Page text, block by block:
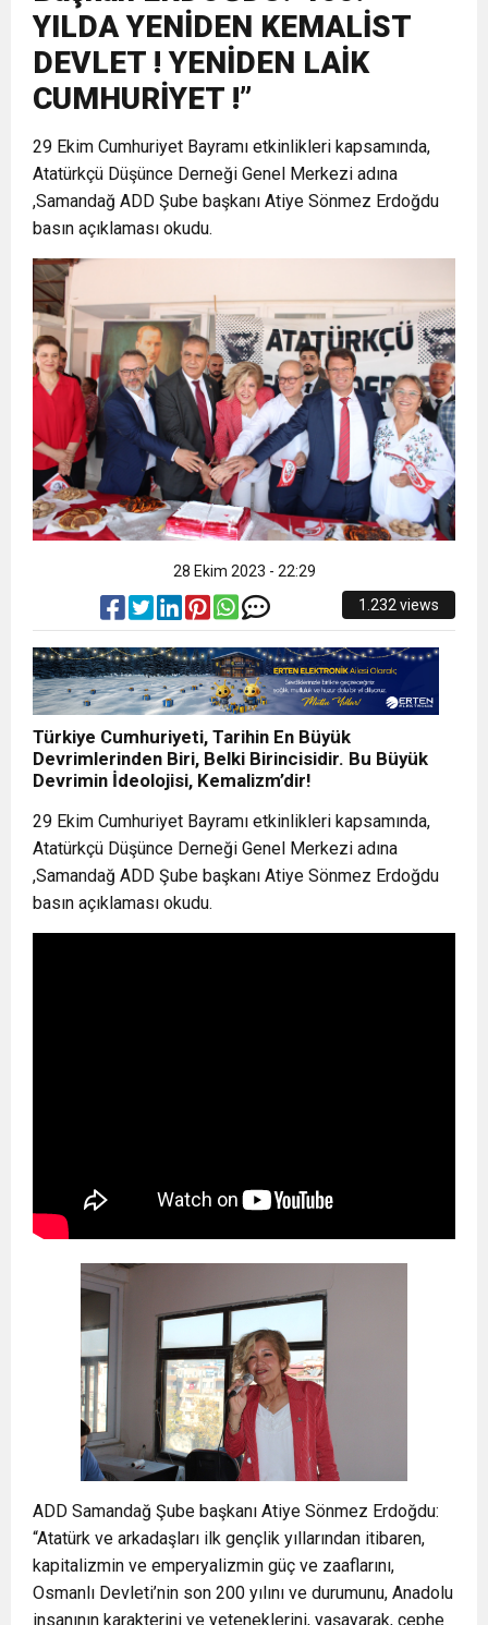
ve Onur Nişanesidir
CUMHURİYET BAYRAMI MESAJI
17:36 KURUMLAR VERGİSİ ERTELENDİ
1:00 İTSO İŞ-KUR SGK TOPLANTI
DUYURUSU
21:40 CEYLANDERE’DE BAŞKAN EMRAH
GÖNÜLLERE DOKUNAN ZİYARET
YILDA YENİDEN KEMALİST
DEVLET ! YENİDEN LAİK
CUMHURİYET !”
29 Ekim Cumhuriyet Bayramı etkinlikleri kapsamında,
Atatürkçü Düşünce Derneği Genel Merkezi adına
,Samandağ ADD Şube başkanı Atiye Sönmez Erdoğdu
basın açıklaması okudu.
28 Ekim 2023 - 22:29
1.232 views
Türkiye Cumhuriyeti, Tarihin En Büyük
Devrimlerinden Biri, Belki Birincisidir. Bu Büyük
Devrimin İdeolojisi, Kemalizm’dir!
29 Ekim Cumhuriyet Bayramı etkinlikleri kapsamında,
Atatürkçü Düşünce Derneği Genel Merkezi adına
,Samandağ ADD Şube başkanı Atiye Sönmez Erdoğdu
basın açıklaması okudu.
ADD Samandağ Şube başkanı Atiye Sönmez Erdoğdu:
“Atatürk ve arkadaşları ilk gençlik yıllarından itibaren,
kapitalizmin ve emperyalizmin güç ve zaaflarını,
Osmanlı Devleti’nin son 200 yılını ve durumunu, Anadolu
insanının karakterini ve yeteneklerini, yaşayarak, cephe